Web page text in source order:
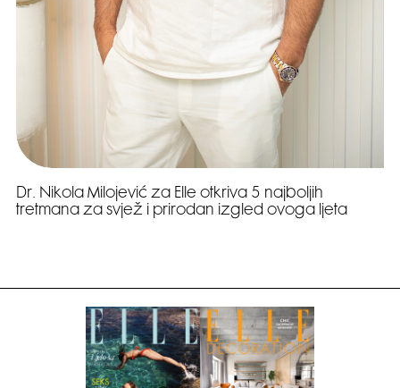
Dr. Nikola Milojević za Elle otkriva 5 najboljih
tretmana za svjež i prirodan izgled ovoga ljeta